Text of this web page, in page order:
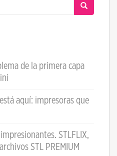
de la primera capa
aquí: impresoras que
STLFLIX,
STL PREMIUM